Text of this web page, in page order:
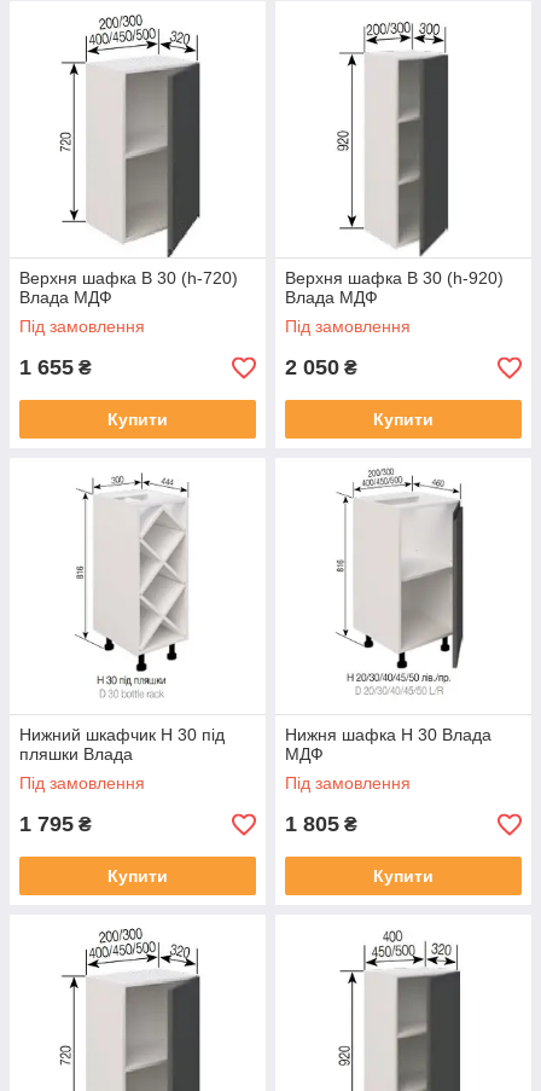
Верхня шафка В 30 (h-720)
Влада МДФ
Під замовлення
1 655 ₴
Купити
Верхня шафка В 30 (h-920)
Влада МДФ
Під замовлення
2 050 ₴
Купити
Нижний шкафчик Н 30 під
пляшки Влада
Під замовлення
1 795 ₴
Купити
Нижня шафка Н 30 Влада
МДФ
Під замовлення
1 805 ₴
Купити